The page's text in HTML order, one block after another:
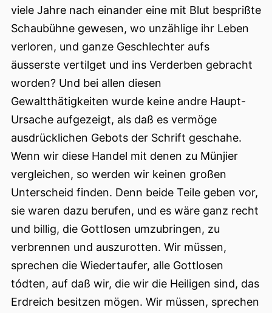
viele Jahre nach einander eine mit Blut besprißte
Schaubühne gewesen, wo unzählige ihr Leben
verloren, und ganze Geschlechter aufs
äusserste vertilget und ins Verderben gebracht
worden? Und bei allen diesen
Gewaltthätigkeiten wurde keine andre Haupt-
Ursache aufgezeigt, als daß es vermöge
ausdrücklichen Gebots der Schrift geschahe.
Wenn wir diese Handel mit denen zu Münjier
vergleichen, so werden wir keinen großen
Unterscheid finden. Denn beide Teile geben vor,
sie waren dazu berufen, und es wäre ganz recht
und billig, die Gottlosen umzubringen, zu
verbrennen und auszurotten. Wir müssen,
sprechen die Wiedertaufer, alle Gottlosen
tódten, auf daß wir, die wir die Heiligen sind, das
Erdreich besitzen mögen. Wir müssen, sprechen